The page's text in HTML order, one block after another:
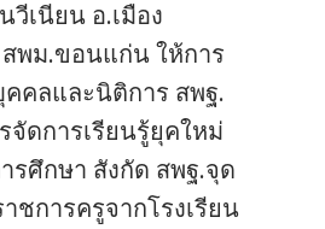
เนียน อ.เมือง
พม.ขอนแก่น ให้การ
คลและนิติการ สพฐ.
ดการเรียนรู้ยุคใหม่
รศึกษา สังกัด สพฐ.จุด
ชการครูจากโรงเรียน